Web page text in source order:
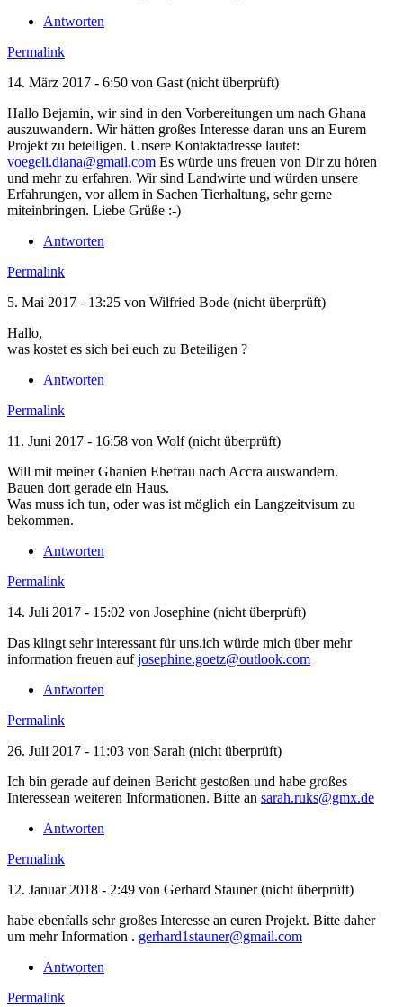
Antworten
Permalink
14. März 2017 - 6:50 von Gast (nicht überprüft)
Hallo Bejamin, wir sind in den Vorbereitungen um nach Ghana
auszuwandern. Wir hätten großes Interesse daran uns an Eurem
Projekt zu beteiligen. Unsere Kontaktadresse lautet:
voegeli.diana@gmail.com Es würde uns freuen von Dir zu hören
und mehr zu erfahren. Wir sind Landwirte und würden unsere
Erfahrungen, vor allem in Sachen Tierhaltung, sehr gerne
miteinbringen. Liebe Grüße :-)
Antworten
Permalink
5. Mai 2017 - 13:25 von Wilfried Bode (nicht überprüft)
Hallo,
was kostet es sich bei euch zu Beteiligen ?
Antworten
Permalink
11. Juni 2017 - 16:58 von Wolf (nicht überprüft)
Will mit meiner Ghanien Ehefrau nach Accra auswandern.
Bauen dort gerade ein Haus.
Was muss ich tun, oder was ist möglich ein Langzeitvisum zu
bekommen.
Antworten
Permalink
14. Juli 2017 - 15:02 von Josephine (nicht überprüft)
Das klingt sehr interessant für uns.ich würde mich über mehr
information freuen aufjosephine.goetz@outlook.com
Antworten
Permalink
26. Juli 2017 - 11:03 von Sarah (nicht überprüft)
Ich bin gerade auf deinen Bericht gestoßen und habe großes
Interessean weiteren Informationen. Bitte an sarah.ruks@gmx.de
Antworten
Permalink
12. Januar 2018 - 2:49 von Gerhard Stauner (nicht überprüft)
habe ebenfalls sehr großes Interesse an euren Projekt. Bitte daher
um mehr Information . gerhard1stauner@gmail.com
Antworten
Permalink